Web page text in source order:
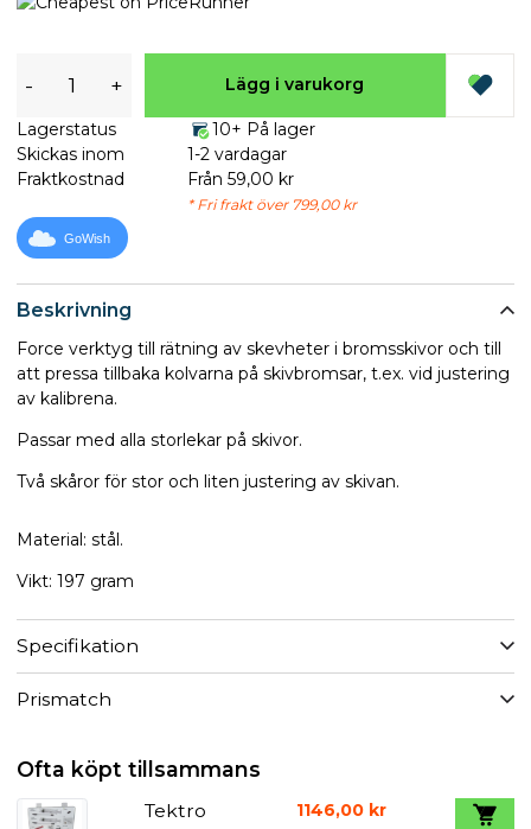
Beskrivning
Force verktyg till rätning av skevheter i bromsskivor och till
att pressa tillbaka kolvarna på skivbromsar, t.ex. vid justering
av kalibrena.
Passar med alla storlekar på skivor.
Två skåror för stor och liten justering av skivan.
Material: stål.
Vikt: 197 gram
Specifikation
Prismatch
- + Lägg i varukorg
Lagerstatus
10+ På lager
Skickas inom
1-2 vardagar
Fraktkostnad
Från 59,00 kr
* Fri frakt över 799,00 kr
GoWish
Ofta köpt tillsammans
Tektro
1146,00 kr